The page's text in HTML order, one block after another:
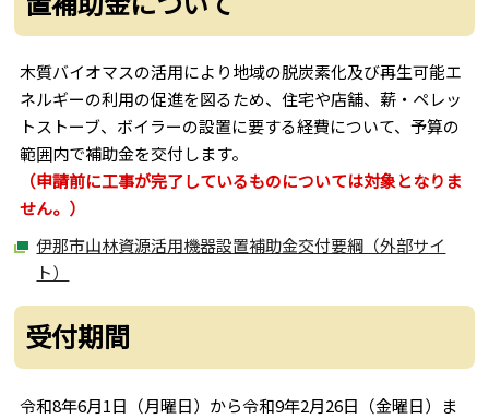
木質バイオマスの活用により地域の脱炭素化及び再生可能エ
ネルギーの利用の促進を図るため、住宅や店舗、薪・ペレッ
トストーブ、ボイラーの設置に要する経費について、予算の
範囲内で補助金を交付します。
（申請前に工事が完了しているものについては対象となりま
せん。）
伊那市山林資源活用機器設置補助金交付要綱（外部サイ
ト）
受付期間
令和8年6月1日（月曜日）から令和9年2月26日（金曜日）ま